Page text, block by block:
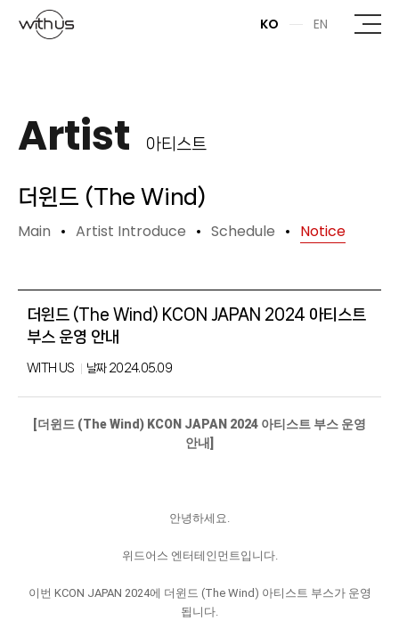
본문바로가기
KO EN
Artist 아티스트
더윈드 (The Wind)
Main Artist Introduce Schedule Notice
더윈드 (The Wind) KCON JAPAN 2024 아티스트
부스 운영 안내
WITH US 날짜2024.05.09
[더윈드 (The Wind) KCON JAPAN 2024 아티스트 부스 운영
안내]
안녕하세요.
위드어스 엔터테인먼트입니다.
이번 KCON JAPAN 2024에 더윈드 (The Wind) 아티스트 부스가 운영
됩니다.